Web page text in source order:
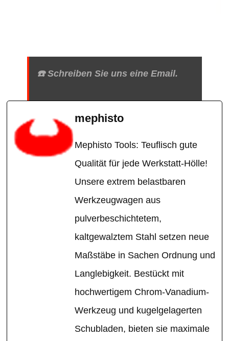
☎️ Schreiben Sie uns eine Email.
mephisto
Mephisto Tools: Teuflisch gute
Qualität für jede Werkstatt-Hölle!
Unsere extrem belastbaren
Werkzeugwagen aus
pulverbeschichtetem,
kaltgewalztem Stahl setzen neue
Maßstäbe in Sachen Ordnung und
Langlebigkeit. Bestückt mit
hochwertigem Chrom-Vanadium-
Werkzeug und kugelgelagerten
Schubladen, bieten sie maximale